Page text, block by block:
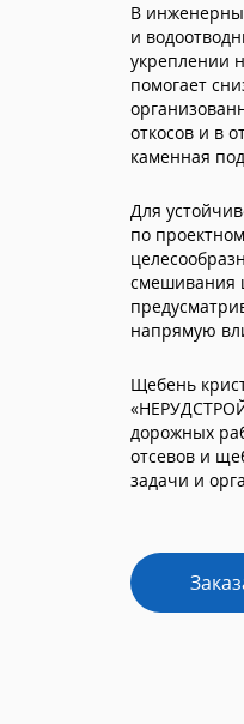
В
и
укреплении
помогает
откосов и в
каменная
Для
по
смешивания
напрямую
Щебень
дорожных
отсевов и
задачи и